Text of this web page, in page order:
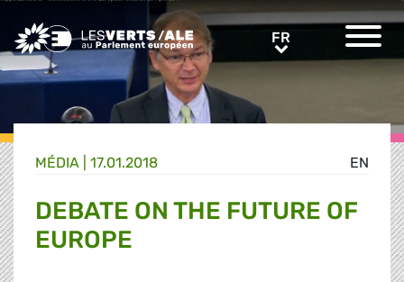
Greens/EFA Home FR
EN
MÉDIA 17.01.2018
DEBATE ON THE FUTURE OF
EUROPE